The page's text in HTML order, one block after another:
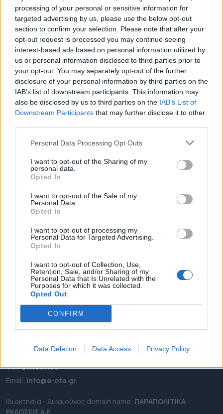
processing of your personal or sensitive information for
targeted advertising by us, please use the below opt-out
section to confirm your selection. Please note that after your
opt-out request is processed you may continue seeing
interest-based ads based on personal information utilized by
us or personal information disclosed to third parties prior to
your opt-out. You may separately opt-out of the further
disclosure of your personal information by third parties on the
IAB’s list of downstream participants. This information may
also be disclosed by us to third parties on the IAB’s List of
Downstream Participants that may further disclose it to other
Personal Data Processing Opt Outs
I want to opt-out of the Sharing of my
personal data.
Opted In
I want to opt-out of the Sale of my
Personal Data.
Opted In
I want to opt-out of processing my
Personal Data for Targeted Advertising.
Opted In
I want to opt-out of Collection, Use,
Retention, Sale, and/or Sharing of my
Personal Data that Is Unrelated with the
Purposes for which it was collected.
Opted Out
CONFIRM
Data Deletion Data Access Privacy Policy
Μια ιδιαίτερα σημαντική εκστρατεία ενημέρωσης
και ευαισθητοποίησης για την πρόληψη των
σεξουαλικώς μεταδιδόμενων νοσημάτων
πραγματοποιεί αυτές τις μέρες ο Δήμος Γλυφάδας
με πρωτοβουλία του Δημάρχου Γιώργου
Παπανικολάου. Με αφορμή την Παγκόσμια Ημέρα
κατά του AIDS (1η Δεκεμβρίου), το Τμήμα Πρόνοιας,
Κοινωνικής Πολιτικής και Ισότητας των Φύλων, σε
συνεργασία με το Τμήμα Παιδείας και Διά Βίου […]
04.12.2024 - 16.14
ΡΟΗ ΕΙΔΗΣΕΩΝ
ΕΠΙΚΑΙΡΟΤΗΤΑ
ΠΕΡΙΦΕΡΕΙΕΣ
ΣΥΝΕΝΤΕΥΞΕΙΣ
ΑΠΟΨΕΙΣ
ΠΡΟΣΛΗΨΕΙΣ
e-ota.gr | Ταυτότητα
Λεωφόρος Ανδρέα Συγγρού 188, 17671,
Καλλιθέα Αττικής
Τηλ:2111091100
Εmail: info@e-ota.gr
Ιδιοκτησία - Δικαιούχος domain name: ΠΑΡΑΠΟΛΙΤΙΚΑ
ΕΚΔΟΣΕΙΣ A.E.